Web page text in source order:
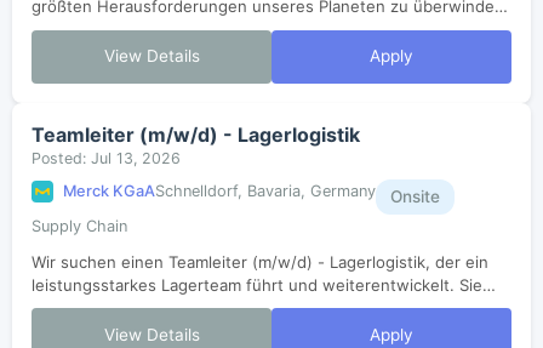
größten Herausforderungen unseres Planeten zu überwinden
und zu einer Welt beizutragen, in der genug Nahrung und
ausreichende medizinische Verso...
View Details Apply
Teamleiter (m/w/d) - Lagerlogistik
Posted: Jul 13, 2026
Merck KGaASchnelldorf, Bavaria, Germany Onsite
Supply Chain
Wir suchen einen Teamleiter (m/w/d) - Lagerlogistik, der ein
leistungsstarkes Lagerteam führt und weiterentwickelt. Sie
optimieren Lagerprozesse und stellen die Einhaltung von
Qualitäts- und Sicherhei...
View Details Apply